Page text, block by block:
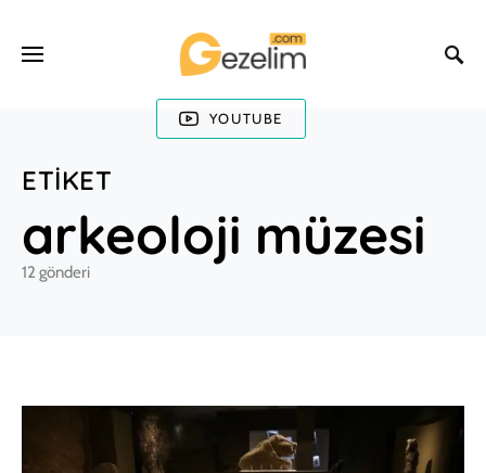
YOUTUBE
ETIKET
arkeoloji müzesi
12 gönderi